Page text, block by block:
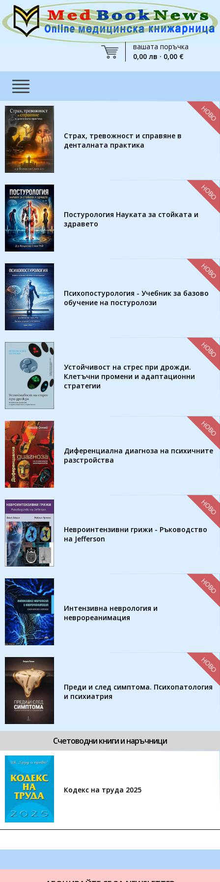
вашата поръчка
0,00 лв · 0,00 €
Страх, тревожност и справяне в
денталната практика
НОВО
Постурология Науката за стойката и
здравето
НОВО
Психопостурология - Учебник за базово
обучение на постуролози
НОВО
Устойчивост на стрес при дрожди.
Клетъчни промени и адаптационни
стратегии
НОВО
Диференциална диагноза на психичните
разстройства
НОВО
Невроинтензивни грижи - Ръководство
на Jefferson
НОВО
Интензивна неврология и
неврореанимация
НОВО
Преди и след симптома. Психопатология
и психиатрия
НОВО
Счетоводни книги и наръчници
Кодекс на труда 2025